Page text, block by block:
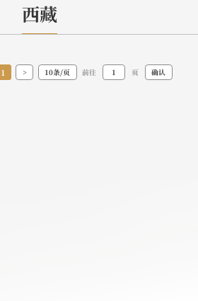
西藏
1 > 10条/页 前往 页